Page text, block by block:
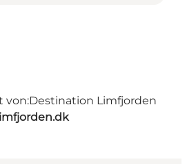
von:Destination Limfjorden